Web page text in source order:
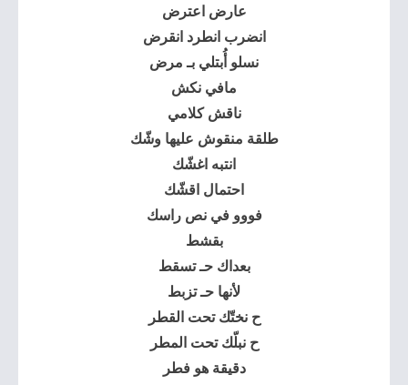
عارض اعترض
انضرب انطرد انقرض
نسلو أُبتلي بـ مرض
مافي نكش
ناقش كلامي
طلقة منقوش عليها وشّك
انتبه اغشّك
احتمال اقشّك
فووو في نص راسك
بقشط
بعداك حـ تسقط
لأنها حـ تزبط
ح نختّك تحت القطر
ح نبلّك تحت المطر
دقيقة هو فطر